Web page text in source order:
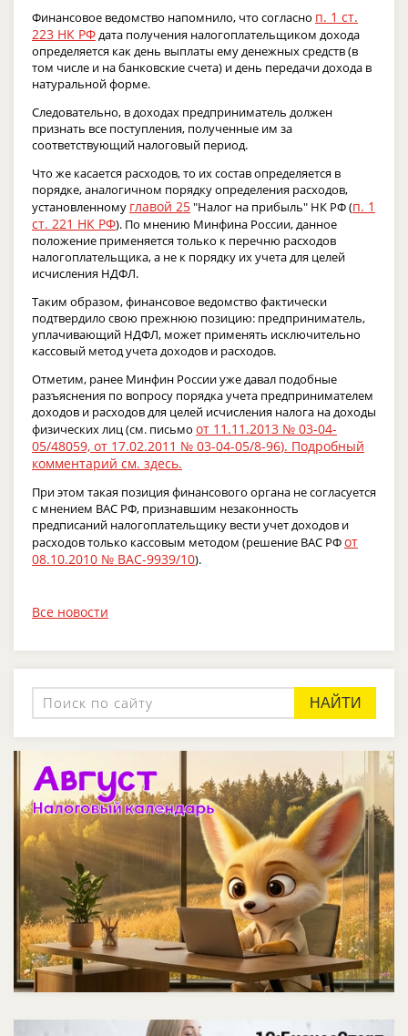
Финансовое ведомство напомнило, что согласно п. 1 ст.
223 НК РФдата получения налогоплательщиком дохода
определяется как день выплаты ему денежных средств (в
том числе и на банковские счета) и день передачи дохода в
натуральной форме.
Следовательно, в доходах предприниматель должен
признать все поступления, полученные им за
соответствующий налоговый период.
Что же касается расходов, то их состав определяется в
порядке, аналогичном порядку определения расходов,
установленному главой 25"Налог на прибыль" НК РФ (п. 1
ст. 221 НК РФ). По мнению Минфина России, данное
положение применяется только к перечню расходов
налогоплательщика, а не к порядку их учета для целей
исчисления НДФЛ.
Таким образом, финансовое ведомство фактически
подтвердило свою прежнюю позицию: предприниматель,
уплачивающий НДФЛ, может применять исключительно
кассовый метод учета доходов и расходов.
Отметим, ранее Минфин России уже давал подобные
разъяснения по вопросу порядка учета предпринимателем
доходов и расходов для целей исчисления налога на доходы
физических лиц (см. письмо от 11.11.2013 № 03-04-
05/48059, от 17.02.2011 № 03-04-05/8-96). Подробный
комментарий см. здесь.
При этом такая позиция финансового органа не согласуется
с мнением ВАС РФ, признавшим незаконность
предписаний налогоплательщику вести учет доходов и
расходов только кассовым методом (решение ВАС РФот
08.10.2010 № ВАС-9939/10).
Все новости
НАЙТИ